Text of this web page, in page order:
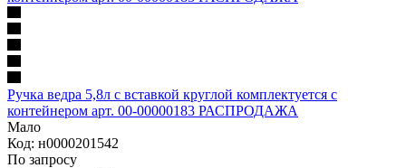
Ручка ведра 5,8л с вставкой круглой комплектуется с
контейнером арт. 00-00000183 РАСПРОДАЖА
Мало
Код: н0000201542
По запросу